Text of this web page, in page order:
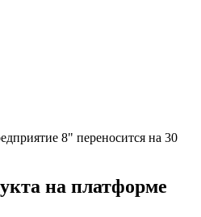
8" переносится на 30
на платформе